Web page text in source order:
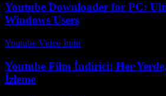
Youtube Downloader for PC:
Windows Users
Youtube Video İndir-
Youtube Film İndirici: Her
İzleme